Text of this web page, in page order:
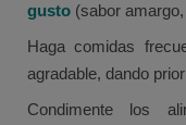
gusto (sabor
Haga comidas
agradable, dando
Condimente los